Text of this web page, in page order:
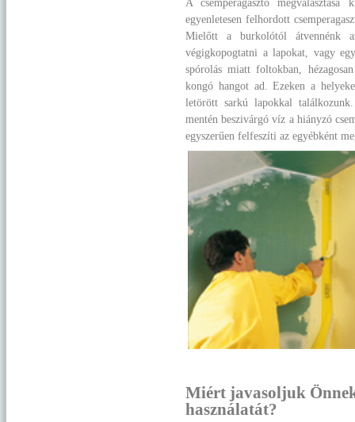
egyenletesen felhordott
Mielőtt a burkolótól átvennénk
végigkopogtatni a lapokat, vagy
spórolás miatt foltokban,
kongó hangot ad. Ezeken a
letörött sarkú lapokkal
mentén beszivárgó víz a hiányzó
egyszerűen felfeszíti az egyébként
Miért javasoljuk
használatát?